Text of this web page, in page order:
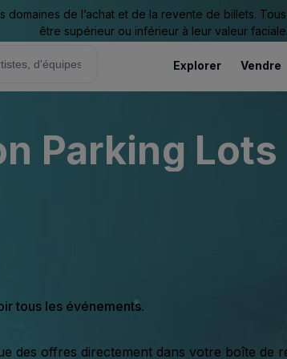
de l’achat et de la revente de billets.
être supérieur ou inférieur à leur valeur faciale.
Explorer Vendre
Parking
tous les événements.
des offres directement dans votre boîte de